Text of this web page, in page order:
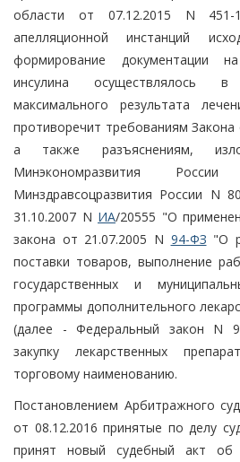
области от 07.12.2015 N
апелляционной инстанций
формирование документации
инсулина осуществлялось
максимального результата
противоречит требованиям Закона
а также разъяснениям,
Минэкономразвития
Минздравсоцразвития России N
31.10.2007 N ИА/20555 "О
закона от 21.07.2005 N 94-ФЗ "О
поставки товаров, выполнение
государственных и
программы дополнительного
(далее - Федеральный закон N
закупку лекарственных
торговому наименованию.
Постановлением Арбитражного
от 08.12.2016 принятые по делу
принят новый судебный акт об